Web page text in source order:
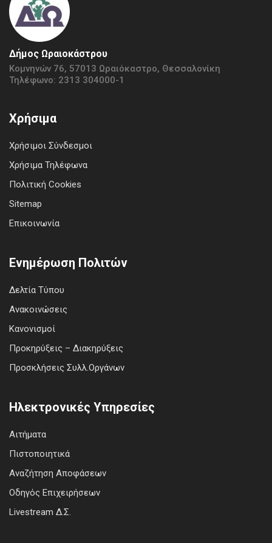
Δήμος Ωραιοκάστρου
Κομνηνών 76, 57013 Ωραιόκαστρο, Θεσσαλονίκη
Τηλέφωνο: 2313 304000-1
Χρήσιμα
Χρήσιμοι Σύνδεσμοι
Χρήσιμα Τηλέφωνα
Πολιτική Cookies
Sitemap
Επικοινωνία
Ενημέρωση Πολιτών
Δελτία Τύπου
Ανακοινώσεις
Κανονισμοί
Προκηρύξεις – Διακηρύξεις
Προσκλήσεις Συλλ.Οργάνων
Ηλεκτρονικές Υπηρεσίες
Αιτήματα
Πιστοποιητικά
Αναζήτηση Αποφάσεων
Οδηγός Επιχειρήσεων
Livestream Δ.Σ.